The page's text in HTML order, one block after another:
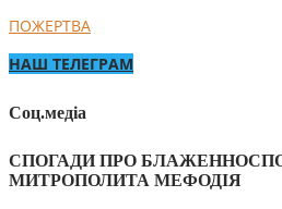
ПОЖЕРТВА
НАШ ТЕЛЕГРАМ
Соц.медіа
СПОГАДИ ПРО
МИТРОПОЛИТА МЕФОДІЯ